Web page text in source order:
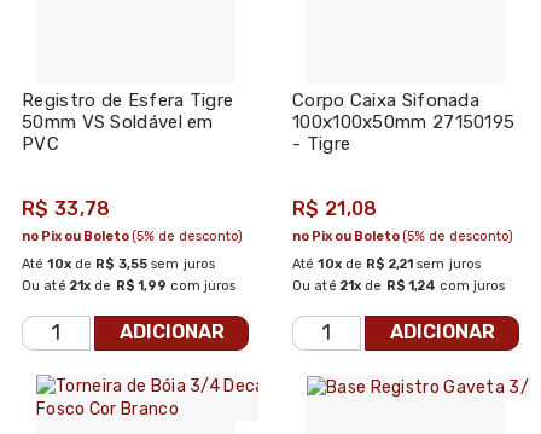
Registro de Esfera Tigre
50mm VS Soldável em
PVC
R$ 33,78
Até10xde R$ 3,55 sem juros
Ou até 21x de R$ 1,99 com juros
no Pix ou Boleto(5% de desconto)
ADICIONAR
Corpo Caixa Sifonada
100x100x50mm 27150195
- Tigre
R$ 21,08
Até10xde R$ 2,21 sem juros
Ou até 21x de R$ 1,24 com juros
no Pix ou Boleto(5% de desconto)
ADICIONAR